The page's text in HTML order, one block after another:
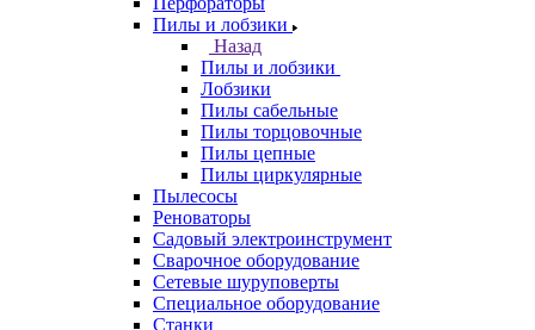
Пилы и лобзики
Назад
Пилы и лобзики
Лобзики
Пилы сабельные
Пилы торцовочные
Пилы цепные
Пилы циркулярные
Пылесосы
Реноваторы
Садовый электроинструмент
Сварочное оборудование
Сетевые шуруповерты
Специальное оборудование
Станки